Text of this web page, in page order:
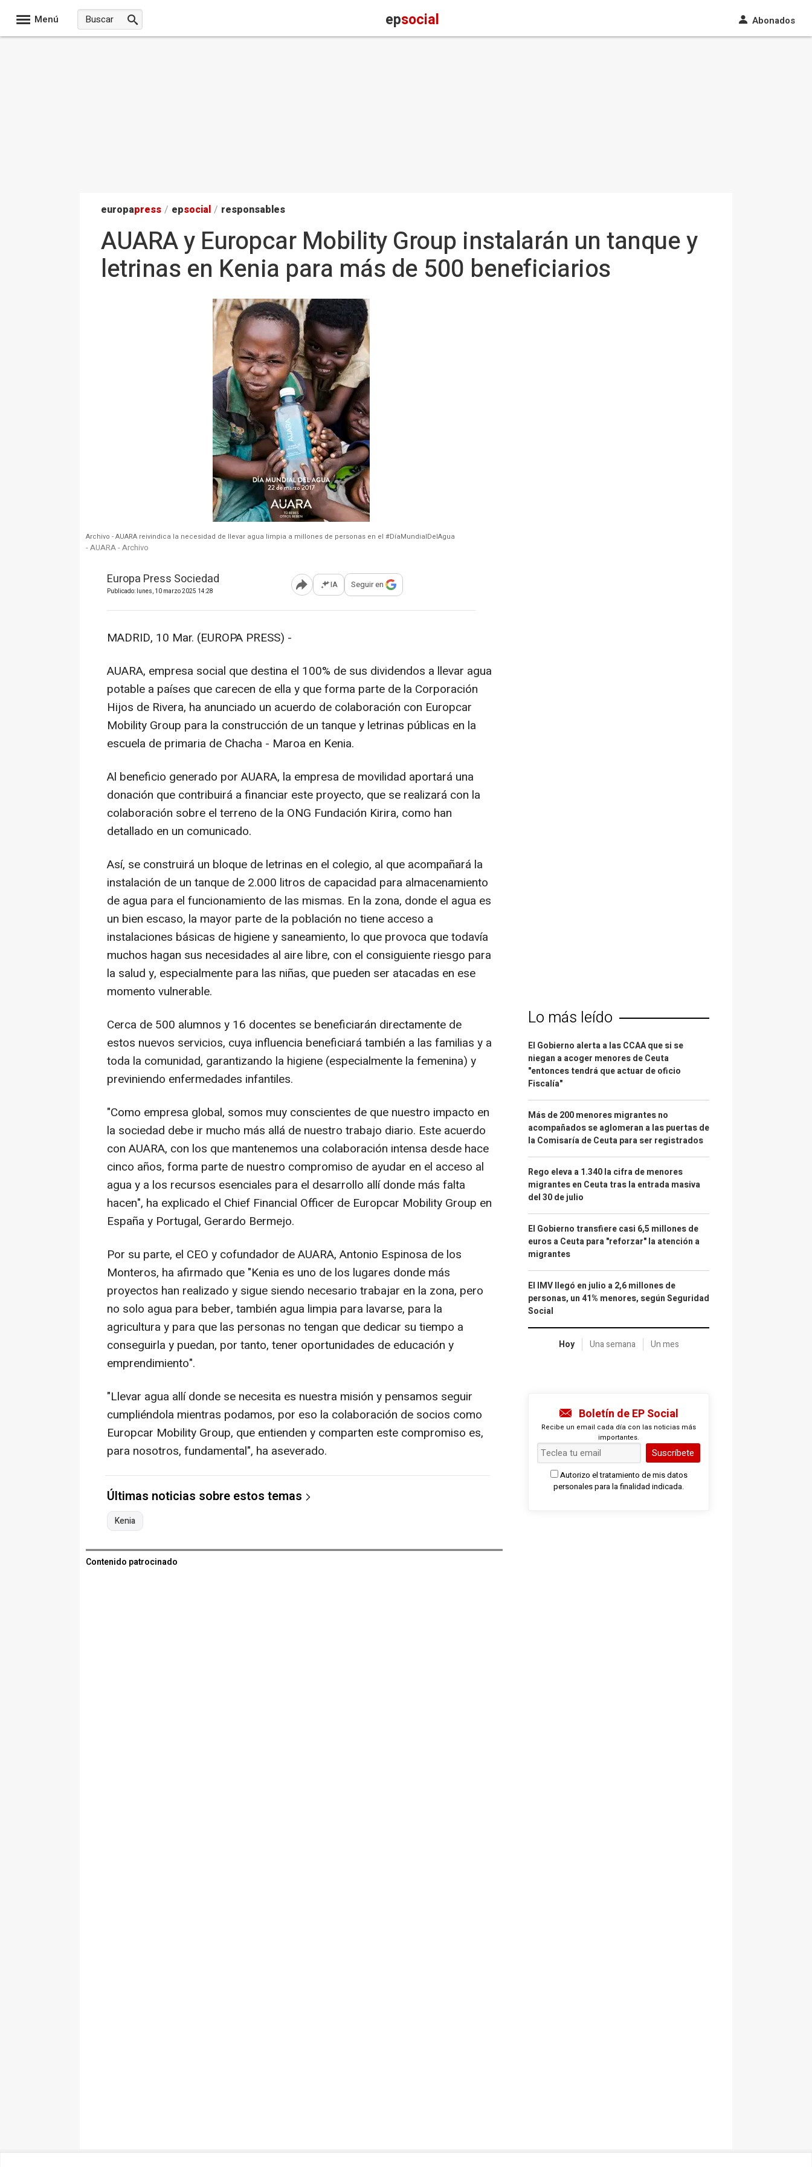
Menú epsocial Abonados
europapress / epsocial / responsables
AUARA y Europcar Mobility Group instalarán un tanque y
letrinas en Kenia para más de 500 beneficiarios
Archivo - AUARA reivindica la necesidad de llevar agua limpia a millones de personas en el #DíaMundialDelAgua
- AUARA - Archivo
Europa Press Sociedad
Publicado: lunes, 10 marzo 2025 14:28 Abrir opciones para compartir
IA Seguir en
MADRID, 10 Mar. (EUROPA PRESS) -
AUARA, empresa social que destina el 100% de sus dividendos a llevar agua
potable a países que carecen de ella y que forma parte de la Corporación
Hijos de Rivera, ha anunciado un acuerdo de colaboración con Europcar
Mobility Group para la construcción de un tanque y letrinas públicas en la
escuela de primaria de Chacha - Maroa en Kenia.
Al beneficio generado por AUARA, la empresa de movilidad aportará una
donación que contribuirá a financiar este proyecto, que se realizará con la
colaboración sobre el terreno de la ONG Fundación Kirira, como han
detallado en un comunicado.
Así, se construirá un bloque de letrinas en el colegio, al que acompañará la
instalación de un tanque de 2.000 litros de capacidad para almacenamiento
de agua para el funcionamiento de las mismas. En la zona, donde el agua es
un bien escaso, la mayor parte de la población no tiene acceso a
instalaciones básicas de higiene y saneamiento, lo que provoca que todavía
muchos hagan sus necesidades al aire libre, con el consiguiente riesgo para
la salud y, especialmente para las niñas, que pueden ser atacadas en ese
momento vulnerable.
Cerca de 500 alumnos y 16 docentes se beneficiarán directamente de
estos nuevos servicios, cuya influencia beneficiará también a las familias y a
toda la comunidad, garantizando la higiene (especialmente la femenina) y
previniendo enfermedades infantiles.
"Como empresa global, somos muy conscientes de que nuestro impacto en
la sociedad debe ir mucho más allá de nuestro trabajo diario. Este acuerdo
con AUARA, con los que mantenemos una colaboración intensa desde hace
cinco años, forma parte de nuestro compromiso de ayudar en el acceso al
agua y a los recursos esenciales para el desarrollo allí donde más falta
hacen", ha explicado el Chief Financial Officer de Europcar Mobility Group en
España y Portugal, Gerardo Bermejo.
Por su parte, el CEO y cofundador de AUARA, Antonio Espinosa de los
Monteros, ha afirmado que "Kenia es uno de los lugares donde más
proyectos han realizado y sigue siendo necesario trabajar en la zona, pero
no solo agua para beber, también agua limpia para lavarse, para la
agricultura y para que las personas no tengan que dedicar su tiempo a
conseguirla y puedan, por tanto, tener oportunidades de educación y
emprendimiento".
"Llevar agua allí donde se necesita es nuestra misión y pensamos seguir
cumpliéndola mientras podamos, por eso la colaboración de socios como
Europcar Mobility Group, que entienden y comparten este compromiso es,
para nosotros, fundamental", ha aseverado.
Últimas noticias sobre estos temas
Kenia
Contenido patrocinado
Lo más leído
El Gobierno alerta a las CCAA que si se
niegan a acoger menores de Ceuta
"entonces tendrá que actuar de oficio
Fiscalía"
Más de 200 menores migrantes no
acompañados se aglomeran a las puertas de
la Comisaría de Ceuta para ser registrados
Rego eleva a 1.340 la cifra de menores
migrantes en Ceuta tras la entrada masiva
del 30 de julio
El Gobierno transfiere casi 6,5 millones de
euros a Ceuta para "reforzar" la atención a
migrantes
El IMV llegó en julio a 2,6 millones de
personas, un 41% menores, según Seguridad
Social
Hoy Una semana Un mes
Boletín de EP Social
Recibe un email cada día con las noticias más
importantes.
Suscríbete
Autorizo el tratamiento de mis datos
personales para la finalidad indicada.